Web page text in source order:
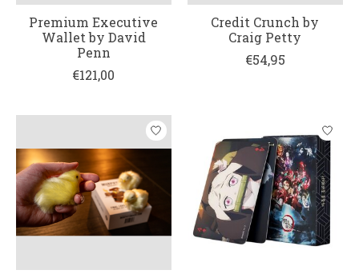
Premium Executive
Wallet by David
Penn
€121,00
Credit Crunch by
Craig Petty
€54,95